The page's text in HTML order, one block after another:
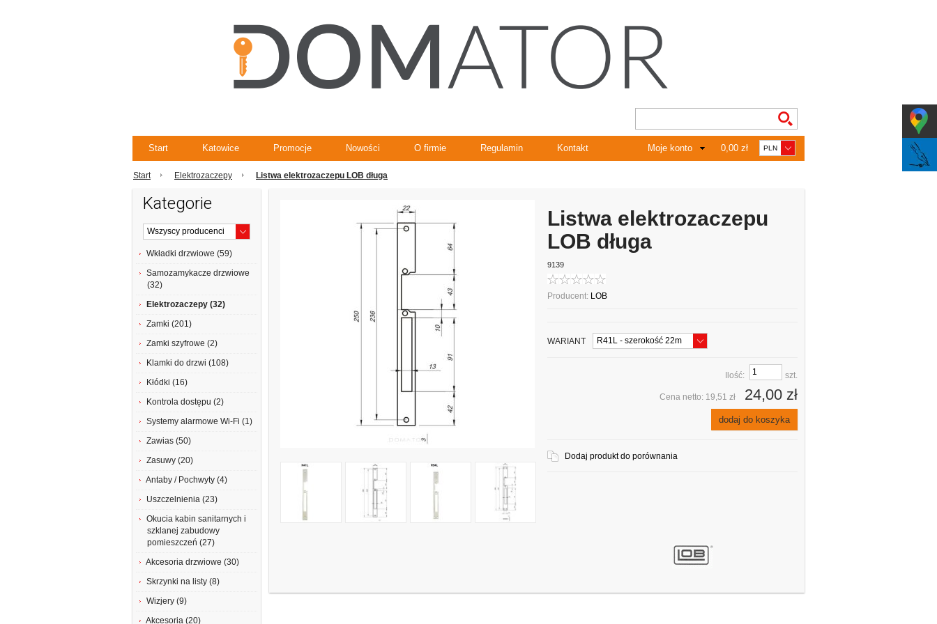
Start Katowice Promocje Nowości O firmie Regulamin Kontakt 0,00 zł
Moje konto
Start Elektrozaczepy Listwa elektrozaczepu LOB długa
Kategorie
Wkładki drzwiowe (59)
Samozamykacze drzwiowe
(32)
Elektrozaczepy (32)
Zamki (201)
Zamki szyfrowe (2)
Klamki do drzwi (108)
Kłódki (16)
Kontrola dostępu (2)
Systemy alarmowe Wi-Fi (1)
Zawias (50)
Zasuwy (20)
Antaby / Pochwyty (4)
Uszczelnienia (23)
Okucia kabin sanitarnych i
szklanej zabudowy
pomieszczeń (27)
Akcesoria drzwiowe (30)
Skrzynki na listy (8)
Wizjery (9)
Akcesoria (20)
Listwa elektrozaczepu
LOB długa
9139
Producent: LOB
WARIANT
Ilość: szt.
Cena netto: 19,51 zł 24,00 zł
dodaj do koszyka
Dodaj produkt do porównania